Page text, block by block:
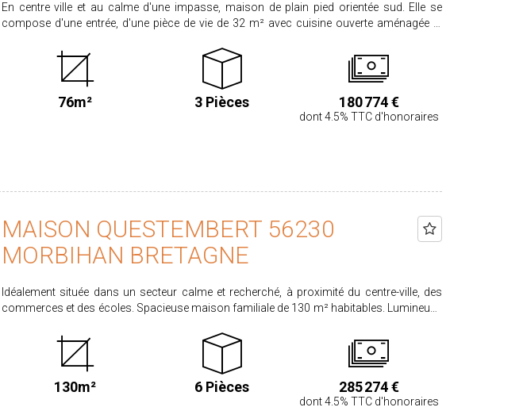
En centre ville et au calme d'une impasse, maison de plain pied orientée sud. Elle se
compose d'une entrée, d'une pièce de vie de 32 m² avec cuisine ouverte aménagée et
indépendant et d'un cellier buanderie. L'ensemble sur un terrain clos de 406 m². PRIX HAI :
180.774 €. Honoraires partagés entre vendeur et acquéreur. Honoraires acquéreur 4,5%
TTC calculés sur un prix de vente de 172.990 €. Les informations sur les risques
auxquels ce bien est exposé sont disponibles sur le site www.georisques.gouv.fr
76m² 3 Pièces 180 774 €
dont 4.5% TTC d'honoraires
MAISON QUESTEMBERT 56230
MORBIHAN BRETAGNE
Idéalement située dans un secteur calme et recherché, à proximité du centre-ville, des
commerces et des écoles. Spacieuse maison familiale de 130 m² habitables. Lumineuse
grand salon/séjour de 36 m² avec insert, une cuisine aménagée , une chambre, une salle
d'eau, un WC indépendant, ainsi qu'un garage attenant avec grenier et un abri voiture. À
l'étage, vous trouverez trois chambres spacieuses avec rangements, un bureau, une
salle d'eau et un WC indépendant. Deux caves en sous-sol complètent l'ensemble. Sur un
terrain clos et arboré de 1 554 m². Chauffage récent et performant, ouvertures
130m² 6 Pièces 285 274 €
dont 4.5% TTC d'honoraires